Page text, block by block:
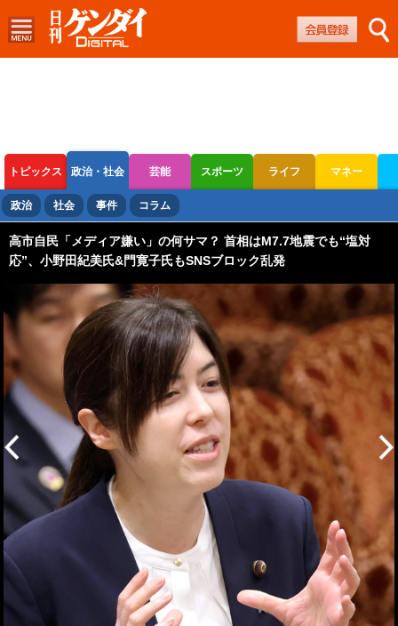
トピックス 政治・社会 芸能 スポーツ ライフ マネー
ボートレース 競輪 オートレース
政治 社会 事件 コラム
高市自民「メディア嫌い」の何サマ？ 首相はM7.7地震でも“塩対
応”、小野田紀美氏&門寛子氏もSNSブロック乱発